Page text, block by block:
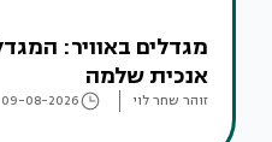
מגדלים באוויר:
אנכית שלמה
זוהר שחר לוי 09-08-2026